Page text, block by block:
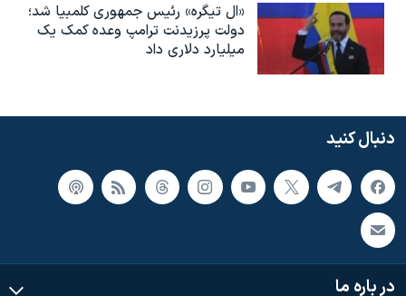
«ال تیگره» رئیس جمهوری کلمبیا شد؛
دولت پرزیدنت ترامپ وعده کمک یک
میلیارد دلاری داد
دنبال کنید
در باره ما